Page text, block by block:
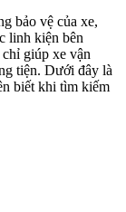
bảo vệ của xe,
linh kiện bên
giúp xe vận
tiện. Dưới đây là
biết khi tìm kiếm